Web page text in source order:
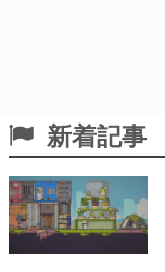
新着記事